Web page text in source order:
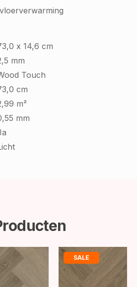
x 14,6 cm
mm
Touch
cm
m²
mm
SALE